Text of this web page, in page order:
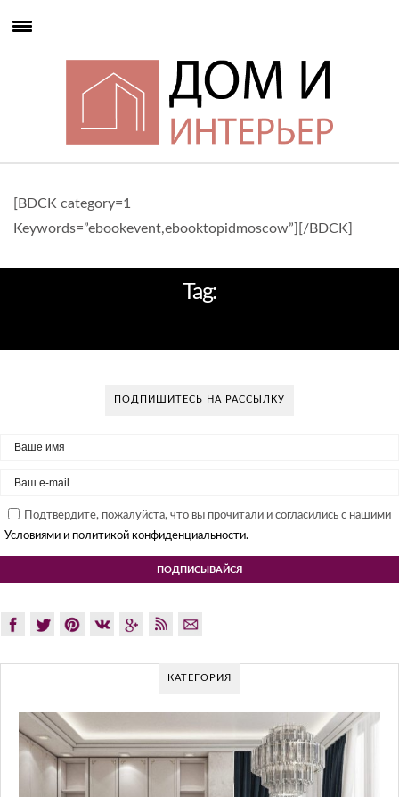
[BDCK category=1
Keywords=”ebookevent,ebooktopidmoscow”][/BDCK]
Tag:
ПОДПИШИТЕСЬ НА РАССЫЛКУ
Подтвердите, пожалуйста, что вы прочитали и согласились с нашими
Условиями и политикой конфиденциальности.
КАТЕГОРИЯ